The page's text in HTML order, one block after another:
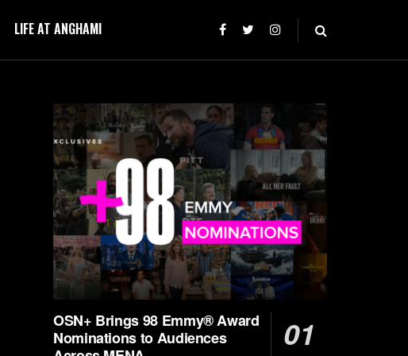
LIFE AT ANGHAMI
OSN+ Brings 98 Emmy® Award
Nominations to Audiences